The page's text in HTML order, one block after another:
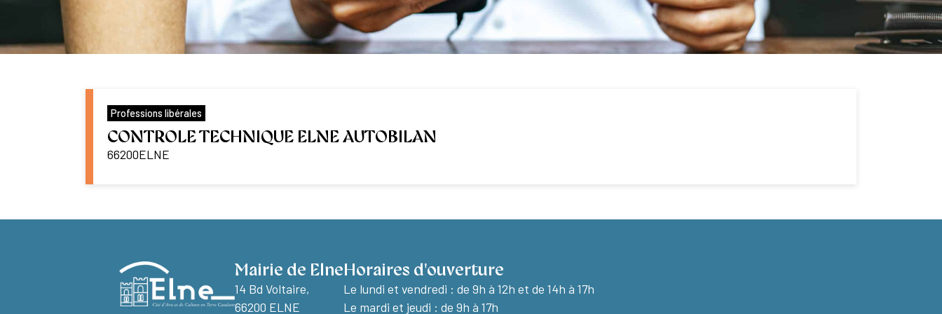
Professions libérales
CONTROLE TECHNIQUE ELNE AUTOBILAN
66200ELNE
Mairie de Elne
14 Bd Voltaire,
66200 ELNE
Horaires d'ouverture
Le lundi et vendredi : de 9h à 12h et de 14h à 17h
Le mardi et jeudi : de 9h à 17h